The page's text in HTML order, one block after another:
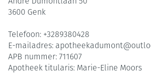
3600 Genk
Telefoon: +3289380428
E-mailadres: apotheekadumont@
APB nummer: 711607
Apotheek titularis: Marie-Eline Moors